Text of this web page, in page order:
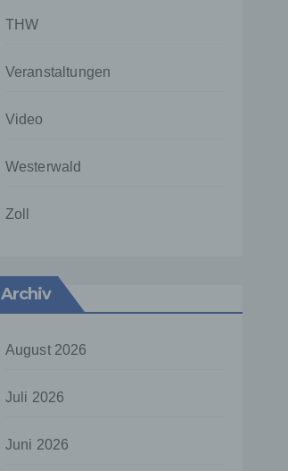
THW
Veranstaltungen
Video
Westerwald
Zoll
Archiv
August 2026
Juli 2026
Juni 2026